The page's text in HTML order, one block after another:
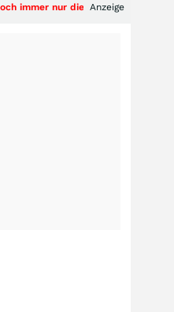
die Hälfte der Story?+++
Anzeige